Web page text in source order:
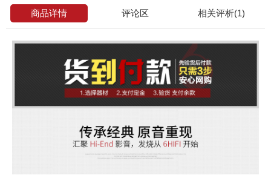
商品详情 评论区 相关评析(1)